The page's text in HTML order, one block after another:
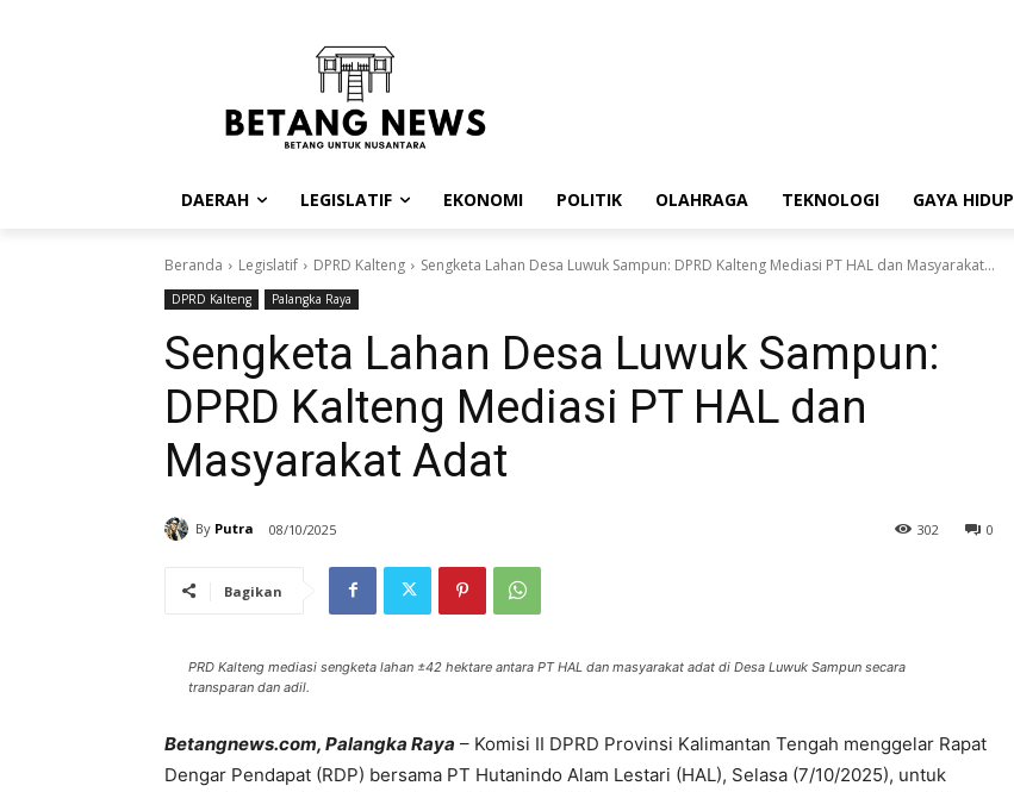
DAERAH LEGISLATIF EKONOMI POLITIK OLAHRAGA TEKNOLOGI GAYA HIDUP
Beranda Legislatif DPRD Kalteng Sengketa Lahan Desa Luwuk Sampun: DPRD Kalteng Mediasi PT HAL dan Masyarakat...
DPRD Kalteng Palangka Raya
Sengketa Lahan Desa Luwuk Sampun:
DPRD Kalteng Mediasi PT HAL dan
Masyarakat Adat
By Putra 08/10/2025 0
302
Bagikan
PRD Kalteng mediasi sengketa lahan ±42 hektare antara PT HAL dan masyarakat adat di Desa Luwuk Sampun secara
transparan dan adil.
Betangnews.com, Palangka Raya – Komisi II DPRD Provinsi Kalimantan Tengah menggelar Rapat
Dengar Pendapat (RDP) bersama PT Hutanindo Alam Lestari (HAL), Selasa (7/10/2025), untuk